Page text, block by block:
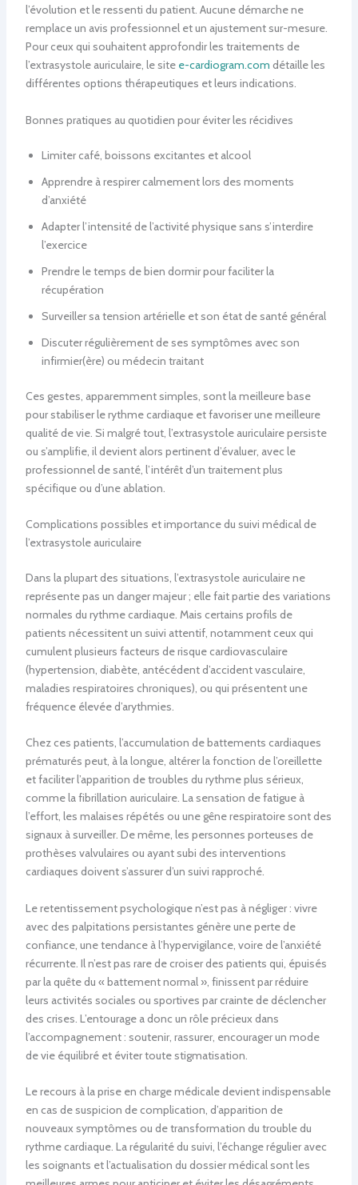
l’évolution et le ressenti du patient. Aucune démarche ne
remplace un avis professionnel et un ajustement sur-mesure.
Pour ceux qui souhaitent approfondir les traitements de
l’extrasystole auriculaire, le site e-cardiogram.com détaille les
différentes options thérapeutiques et leurs indications.
Bonnes pratiques au quotidien pour éviter les récidives
Limiter café, boissons excitantes et alcool
Apprendre à respirer calmement lors des moments
d’anxiété
Adapter l’intensité de l’activité physique sans s’interdire
l’exercice
Prendre le temps de bien dormir pour faciliter la
récupération
Surveiller sa tension artérielle et son état de santé général
Discuter régulièrement de ses symptômes avec son
infirmier(ère) ou médecin traitant
Ces gestes, apparemment simples, sont la meilleure base
pour stabiliser le rythme cardiaque et favoriser une meilleure
qualité de vie. Si malgré tout, l’extrasystole auriculaire persiste
ou s’amplifie, il devient alors pertinent d’évaluer, avec le
professionnel de santé, l’intérêt d’un traitement plus
spécifique ou d’une ablation.
Complications possibles et importance du suivi médical de
l’extrasystole auriculaire
Dans la plupart des situations, l’extrasystole auriculaire ne
représente pas un danger majeur ; elle fait partie des variations
normales du rythme cardiaque. Mais certains profils de
patients nécessitent un suivi attentif, notamment ceux qui
cumulent plusieurs facteurs de risque cardiovasculaire
(hypertension, diabète, antécédent d’accident vasculaire,
maladies respiratoires chroniques), ou qui présentent une
fréquence élevée d’arythmies.
Chez ces patients, l’accumulation de battements cardiaques
prématurés peut, à la longue, altérer la fonction de l’oreillette
et faciliter l’apparition de troubles du rythme plus sérieux,
comme la fibrillation auriculaire. La sensation de fatigue à
l’effort, les malaises répétés ou une gêne respiratoire sont des
signaux à surveiller. De même, les personnes porteuses de
prothèses valvulaires ou ayant subi des interventions
cardiaques doivent s’assurer d’un suivi rapproché.
Le retentissement psychologique n’est pas à négliger : vivre
avec des palpitations persistantes génère une perte de
confiance, une tendance à l’hypervigilance, voire de l’anxiété
récurrente. Il n’est pas rare de croiser des patients qui, épuisés
par la quête du « battement normal », finissent par réduire
leurs activités sociales ou sportives par crainte de déclencher
des crises. L’entourage a donc un rôle précieux dans
l’accompagnement : soutenir, rassurer, encourager un mode
de vie équilibré et éviter toute stigmatisation.
Le recours à la prise en charge médicale devient indispensable
en cas de suspicion de complication, d’apparition de
nouveaux symptômes ou de transformation du trouble du
rythme cardiaque. La régularité du suivi, l’échange régulier avec
les soignants et l’actualisation du dossier médical sont les